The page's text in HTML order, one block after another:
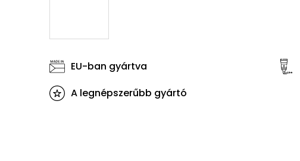
EU-ban gyártva
A legnépszerűbb gyártó